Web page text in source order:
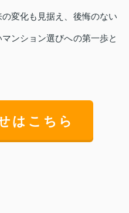
変化も見据え、後悔のない
ンション選びへの第一歩と
はこちら